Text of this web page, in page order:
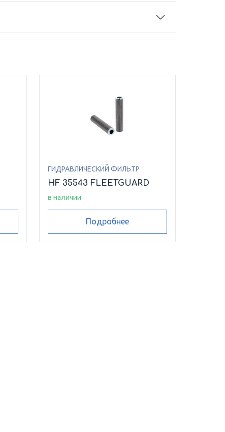
ГИДРАВЛИЧЕСКИЙ ФИЛЬТР
HF 35543 FLEETGUARD
в наличии
Подробнее